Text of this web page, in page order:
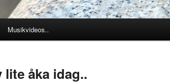
Musikvideos..
lite åka idag..